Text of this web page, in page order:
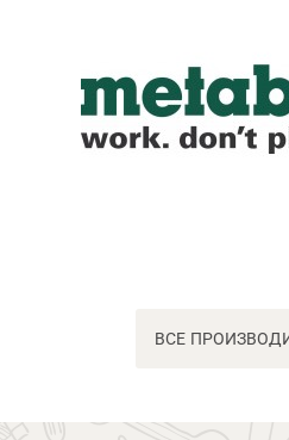
ВСЕ